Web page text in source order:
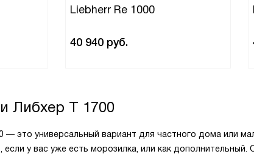
Liebherr Re 1000
40 940 руб.
Либхер T 1700
— это универсальный вариант для частного дома или
если у вас уже есть морозилка, или как